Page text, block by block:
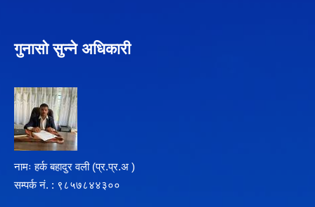
गुनासो सुन्ने अधिकारी
नामः हर्क बहादुर वली (प्र‍.प्र.अ )
सम्पर्क न‌ं. : ९८५७८४४३००